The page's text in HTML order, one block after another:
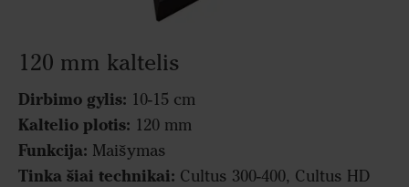
120 mm kaltelis
Dirbimo gylis: 10-15 cm
Kaltelio plotis: 120 mm
Funkcija: Maišymas
Tinka šiai technikai: Cultus 300-400, Cultus HD